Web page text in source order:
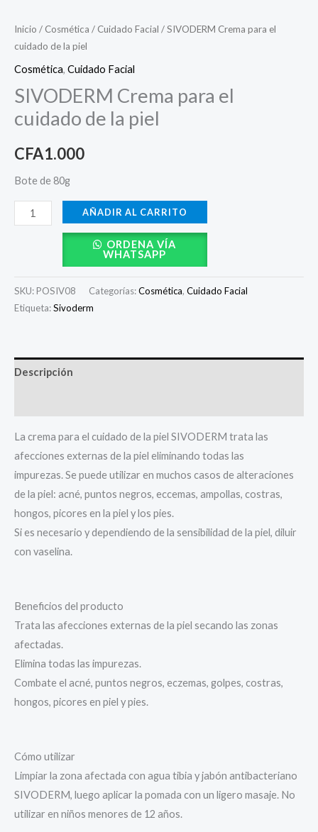
Inicio / Cosmética / Cuidado Facial / SIVODERM Crema para el
cuidado de la piel
Cosmética, Cuidado Facial
SIVODERM Crema para el
cuidado de la piel
CFA1.000
Bote de 80g
AÑADIR AL CARRITO
ORDENA VÍA
WHATSAPP
SKU: POSIV08 Categorías:Cosmética, Cuidado Facial
Etiqueta:Sivoderm
Descripción
La crema para el cuidado de la piel SIVODERM trata las
afecciones externas de la piel eliminando todas las
impurezas. Se puede utilizar en muchos casos de alteraciones
de la piel: acné, puntos negros, eccemas, ampollas, costras,
hongos, picores en la piel y los pies.
Si es necesario y dependiendo de la sensibilidad de la piel, diluir
con vaselina.
Beneficios del producto
Trata las afecciones externas de la piel secando las zonas
afectadas.
Elimina todas las impurezas.
Combate el acné, puntos negros, eczemas, golpes, costras,
hongos, picores en piel y pies.
Cómo utilizar
Limpiar la zona afectada con agua tibia y jabón antibacteriano
SIVODERM, luego aplicar la pomada con un ligero masaje. No
utilizar en niños menores de 12 años.